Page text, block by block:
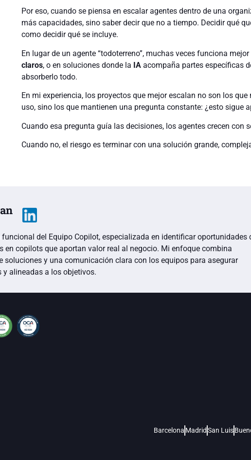
Por eso, cuando se piensa en escalar agentes dentro de una
más capacidades, sino saber decir que no a tiempo. Decidir qué
como decidir qué se incluye.
En lugar de un agente “todoterreno”, muchas veces funciona mejor
claros, o en soluciones donde la IAacompaña partes específicas
absorberlo todo.
En mi experiencia, los proyectos que mejor escalan no son los
uso, sino los que mantienen una pregunta constante: ¿esto sigue
Cuando esa pregunta guía las decisiones, los agentes crecen con
Cuando no, el riesgo es terminar con una solución grande,
del Equipo Copilot, especializada en identificar oportunidades
en copilots que aportan valor real al negocio. Mi enfoque combina
soluciones y una comunicación clara con los equipos para asegurar
alineadas a los objetivos.
Barcelona MadridSan Luis